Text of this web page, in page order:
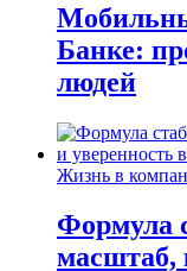
Банке:
людей
Жизнь в
Формула
масштаб,